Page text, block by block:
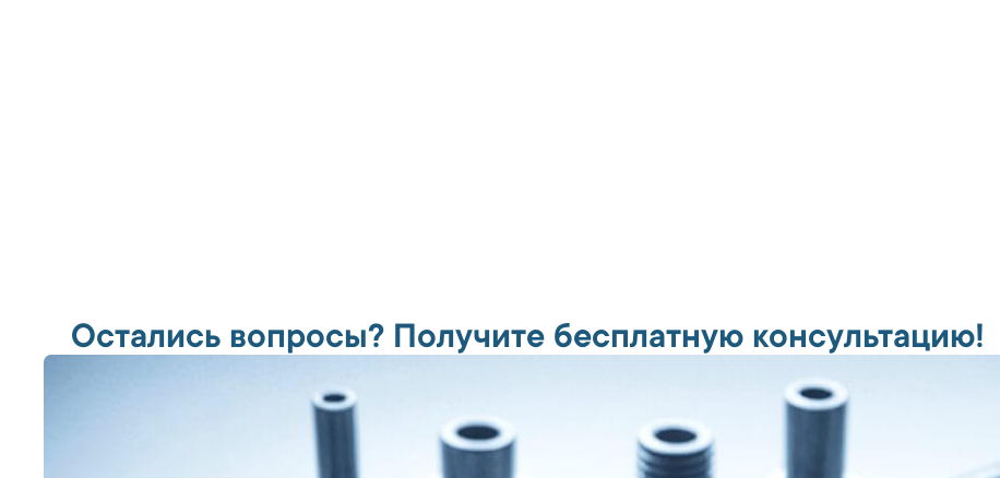
Остались вопросы? Получите бесплатную консультацию!